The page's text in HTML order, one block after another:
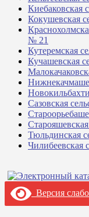
Киебаковская
Кокушевская
№ 21
Кутеремская
Кучашевская
Сазовская
Тюльдинская
Чилибеевская
Версия